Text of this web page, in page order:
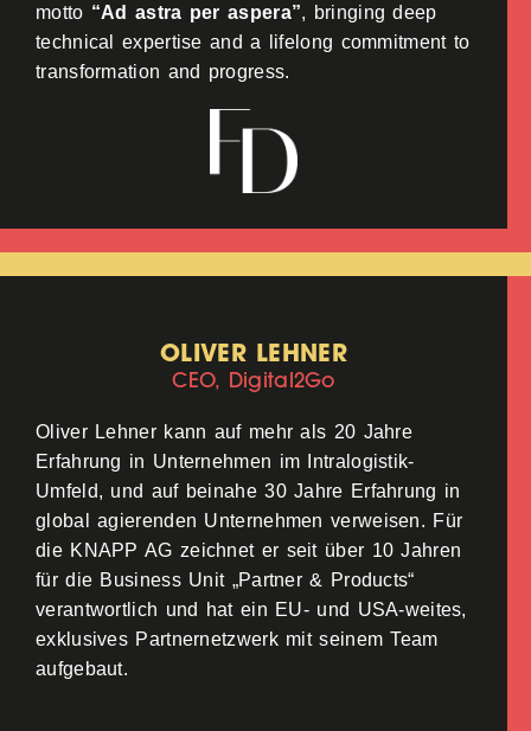
motto “Ad astra per aspera”, bringing deep
technical expertise and a lifelong commitment to
transformation and progress.
OLIVER LEHNER
CEO, Digital2Go
Oliver Lehner kann auf mehr als 20 Jahre
Erfahrung in Unternehmen im Intralogistik-
Umfeld, und auf beinahe 30 Jahre Erfahrung in
global agierenden Unternehmen verweisen. Für
die KNAPP AG zeichnet er seit über 10 Jahren
für die Business Unit „Partner & Products“
verantwortlich und hat ein EU- und USA-weites,
exklusives Partnernetzwerk mit seinem Team
aufgebaut.